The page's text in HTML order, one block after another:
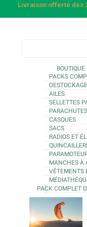
Livraison offerte dès
BOUTIQUE
PACKS
AILES
SELLETTES
CASQUES
SACS
RADIOS ET
MANCHES À
VÊTEMENTS
PACK COMPLET